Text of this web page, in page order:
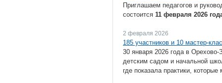
Приглашаем педагогов и
состоится 11 февраля 2026
2 февраля 2026
185 участников и 10 мастер-
30 января 2026 года в
детским садом и начальной
где показала практики,